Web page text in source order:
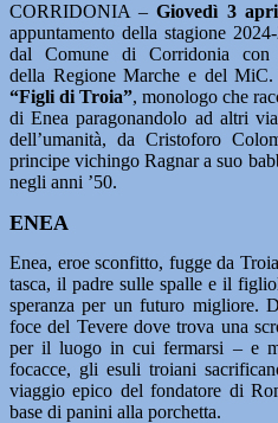
CORRIDONIA –Giovedì 3
appuntamento della stagione
dal Comune di Corridonia
della Regione Marche e del MiC.
“Figli di Troia”, monologo che
di Enea paragonandolo ad altri
dell’umanità, da Cristoforo
principe vichingo Ragnar a suo
negli anni ’50.
ENEA
Enea, eroe sconfitto, fugge da
tasca, il padre sulle spalle e il
speranza per un futuro migliore.
foce del Tevere dove trova una
per il luogo in cui fermarsi – e
focacce, gli esuli troiani
viaggio epico del fondatore di
base di panini alla porchetta.